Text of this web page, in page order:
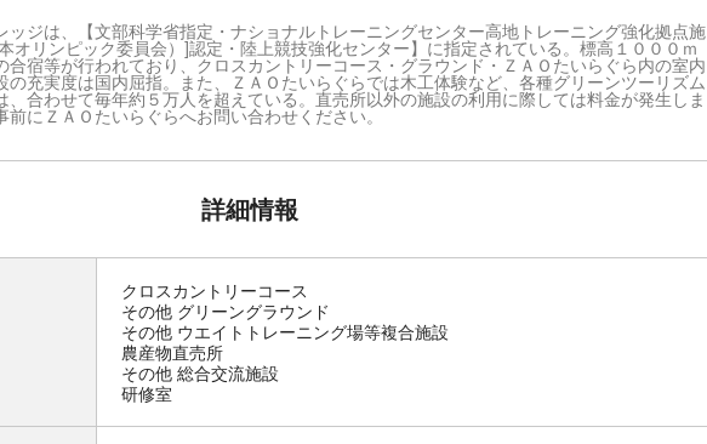
ッジは、【文部科学省指定・ナショナルトレーニングセンター高地トレーニング強化拠点施
オリンピック委員会）]認定・陸上競技強化センター】に指定されている。標高１０００ｍ
合宿等が行われており、クロスカントリーコース・グラウンド・ＺＡＯたいらぐら内の室内
の充実度は国内屈指。また、ＺＡＯたいらぐらでは木工体験など、各種グリーンツーリズム
合わせて毎年約５万人を超えている。直売所以外の施設の利用に際しては料金が発生しま
にＺＡＯたいらぐらへお問い合わせください。
詳細情報
クロスカントリーコース
その他 グリーングラウンド
その他 ウエイトトレーニング場等複合施設
農産物直売所
その他 総合交流施設
研修室